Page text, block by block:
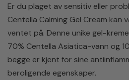
Er du plaget av sensitiv eller
Centella Calming Gel Cream kan
ventet på. Denne unike gel-
70% Centella Asiatica-vann og
begge er kjent for sine
beroligende egenskaper.